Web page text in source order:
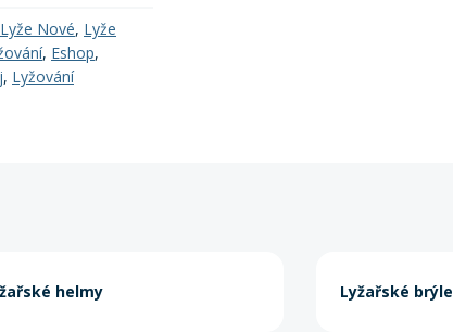
Lyže Nové, Lyže
, Eshop,
, Lyžování
helmy Lyžařské brýle